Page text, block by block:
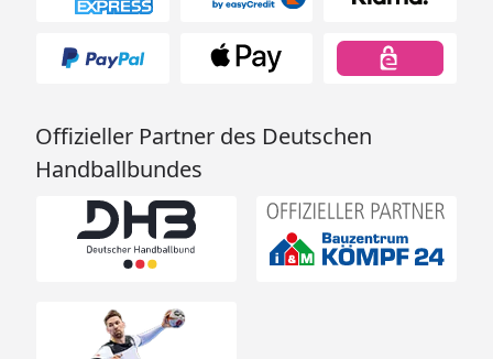
Offizieller Partner des Deutschen
Handballbundes